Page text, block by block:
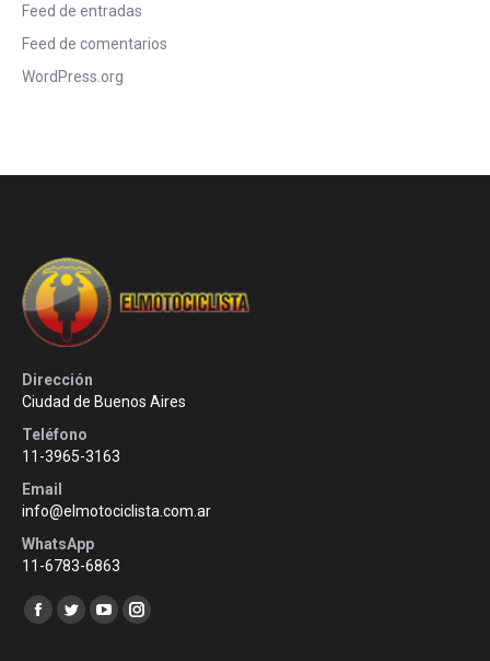
Feed de entradas
Feed de comentarios
WordPress.org
Dirección
Ciudad de Buenos Aires
Teléfono
11-3965-3163
Email
info@elmotociclista.com.ar
WhatsApp
11-6783-6863
Encuéntranos en:
Facebook
TwitterYouTubeInstagram